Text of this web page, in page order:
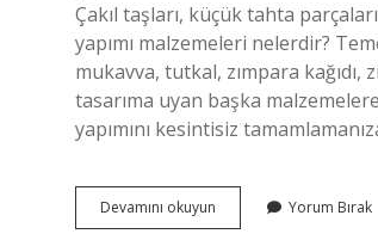
Çakıl taşları, küçük tahta
yapımı malzemeleri nelerdir?
mukavva, tutkal, zımpara
tasarıma uyan başka
yapımını kesintisiz
Devamını okuyun
Maket
Yorum Bırak